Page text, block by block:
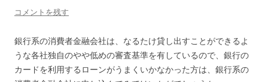
コメントを残す
銀行系の消費者金融会社は、なるたけ貸し出すことができるよ
うな各社独自のやや低めの審査基準を有しているので、銀行の
カードを利用するローンがうまくいかなかった方は、銀行系の